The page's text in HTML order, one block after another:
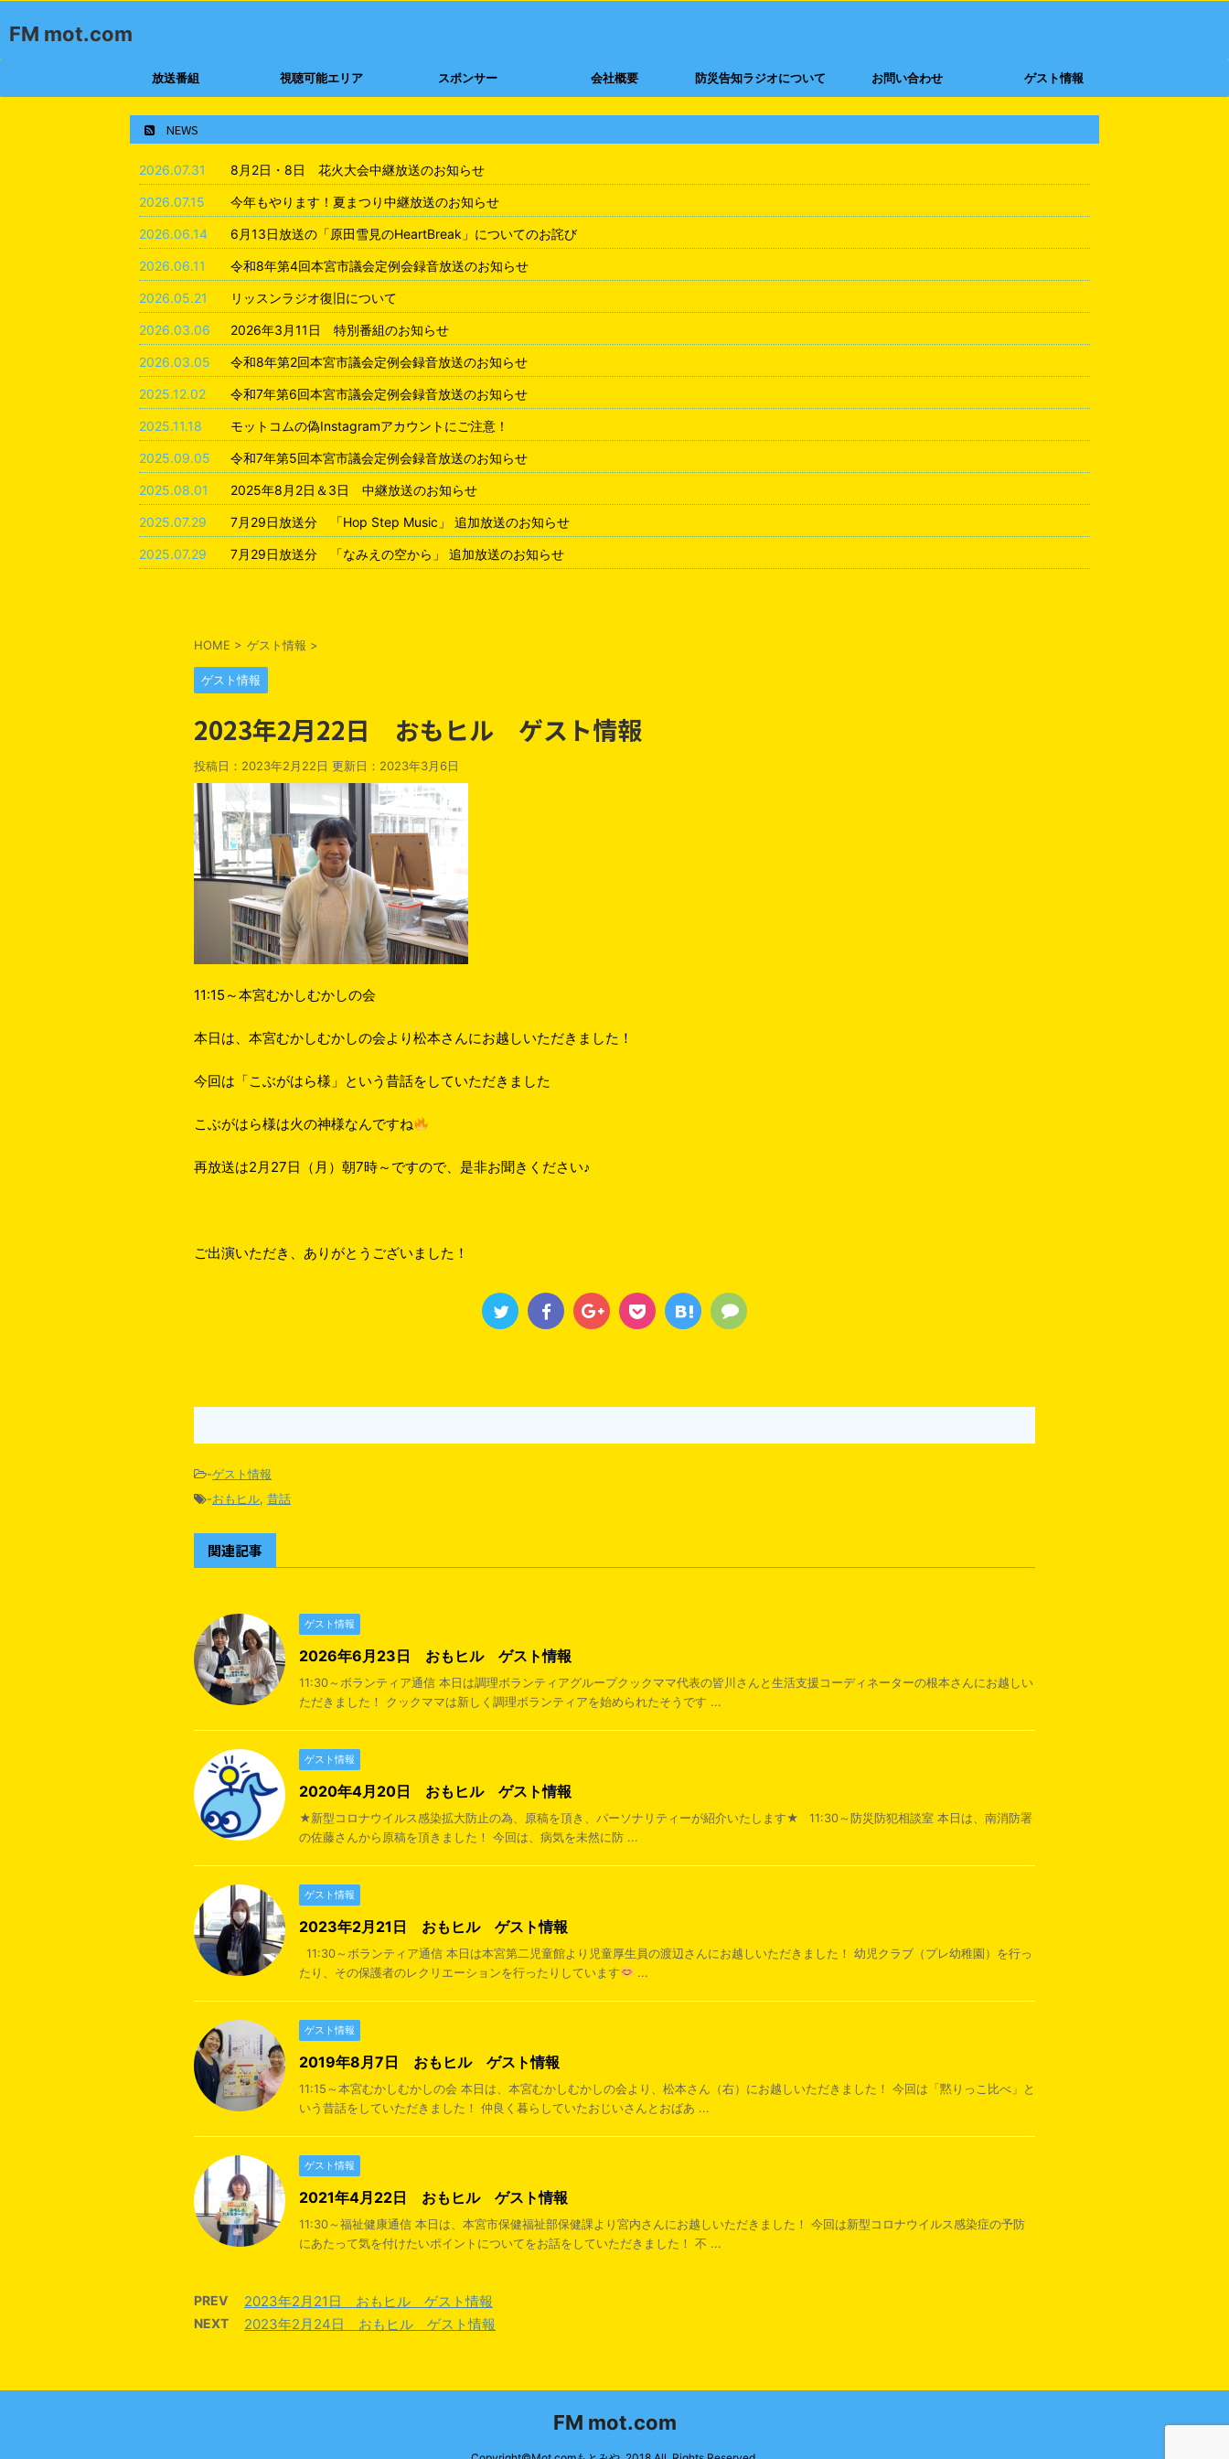
FM mot.com
放送番組 視聴可能エリア スポンサー 会社概要 防災告知ラジオについて お問い合わせ ゲスト情報
NEWS
2026.07.31 8月2日・8日 花火大会中継放送のお知らせ
2026.07.15 今年もやります！夏まつり中継放送のお知らせ
2026.06.14 6月13日放送の「原田雪見のHeartBreak」についてのお詫び
2026.06.11 令和8年第4回本宮市議会定例会録音放送のお知らせ
2026.05.21 リッスンラジオ復旧について
2026.03.06 2026年3月11日 特別番組のお知らせ
2026.03.05 令和8年第2回本宮市議会定例会録音放送のお知らせ
2025.12.02 令和7年第6回本宮市議会定例会録音放送のお知らせ
2025.11.18 モットコムの偽Instagramアカウントにご注意！
2025.09.05 令和7年第5回本宮市議会定例会録音放送のお知らせ
2025.08.01 2025年8月2日＆3日 中継放送のお知らせ
2025.07.29 7月29日放送分 「Hop Step Music」 追加放送のお知らせ
2025.07.29 7月29日放送分 「なみえの空から」 追加放送のお知らせ
HOME > ゲスト情報 >
ゲスト情報
2023年2月22日 おもヒル ゲスト情報
投稿日：2023年2月22日 更新日： 2023年3月6日
11:15～本宮むかしむかしの会
本日は、本宮むかしむかしの会より松本さんにお越しいただきました！
今回は「こぶがはら様」という昔話をしていただきました
こぶがはら様は火の神様なんですね
再放送は2月27日（月）朝7時～ですので、是非お聞きください♪
ご出演いただき、ありがとうございました！
-ゲスト情報
-おもヒル, 昔話
関連記事
ゲスト情報
2026年6月23日 おもヒル ゲスト情報
11:30～ボランティア通信 本日は調理ボランティアグループクックママ代表の皆川さんと生活支援コーディネーターの根本さんにお越しい
ただきました！ クックママは新しく調理ボランティアを始められたそうです ...
ゲスト情報
2020年4月20日 おもヒル ゲスト情報
★新型コロナウイルス感染拡大防止の為、原稿を頂き、パーソナリティーが紹介いたします★ 11:30～防災防犯相談室 本日は、南消防署
の佐藤さんから原稿を頂きました！ 今回は、病気を未然に防 ...
ゲスト情報
2023年2月21日 おもヒル ゲスト情報
11:30～ボランティア通信 本日は本宮第二児童館より児童厚生員の渡辺さんにお越しいただきました！ 幼児クラブ（プレ幼稚園）を行っ
たり、その保護者のレクリエーションを行ったりしています
...
ゲスト情報
2019年8月7日 おもヒル ゲスト情報
11:15～本宮むかしむかしの会 本日は、本宮むかしむかしの会より、松本さん（右）にお越しいただきました！ 今回は「黙りっこ比べ」と
いう昔話をしていただきました！ 仲良く暮らしていたおじいさんとおばあ ...
ゲスト情報
2021年4月22日 おもヒル ゲスト情報
11:30～福祉健康通信 本日は、本宮市保健福祉部保健課より宮内さんにお越しいただきました！ 今回は新型コロナウイルス感染症の予防
にあたって気を付けたいポイントについてをお話をしていただきました！ 不 ...
PREV 2023年2月21日 おもヒル ゲスト情報
NEXT 2023年2月24日 おもヒル ゲスト情報
FM mot.com